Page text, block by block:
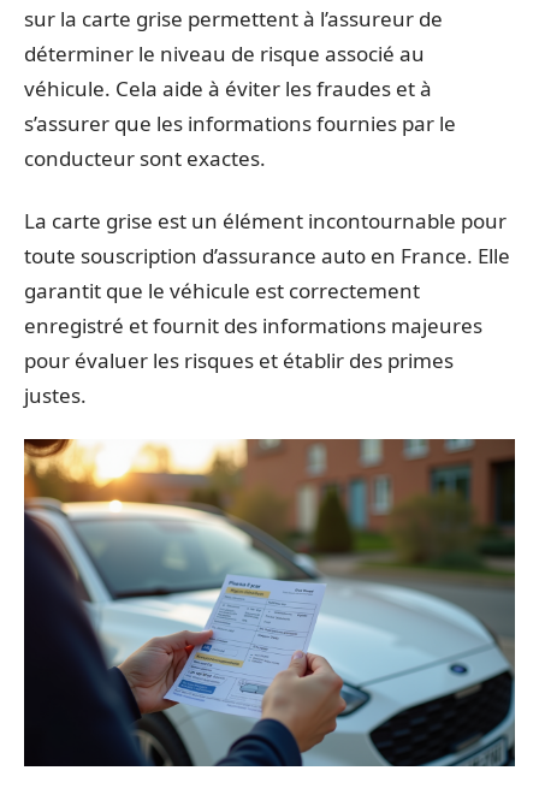
sur la carte grise permettent à l’assureur de
déterminer le niveau de risque associé au
véhicule. Cela aide à éviter les fraudes et à
s’assurer que les informations fournies par le
conducteur sont exactes.
La carte grise est un élément incontournable pour
toute souscription d’assurance auto en France. Elle
garantit que le véhicule est correctement
enregistré et fournit des informations majeures
pour évaluer les risques et établir des primes
justes.